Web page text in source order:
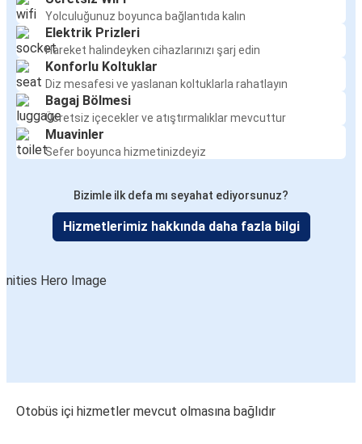
Yolculuğunuz boyunca bağlantıda kalın
Elektrik Prizleri
Hareket halindeyken cihazlarınızı şarj edin
Konforlu Koltuklar
Diz mesafesi ve yaslanan koltuklarla rahatlayın
Bagaj Bölmesi
Ücretsiz içecekler ve atıştırmalıklar mevcuttur
Muavinler
Sefer boyunca hizmetinizdeyiz
Bizimle ilk defa mı seyahat ediyorsunuz?
Hizmetlerimiz hakkında daha fazla bilgi
Otobüs içi hizmetler mevcut olmasına bağlıdır